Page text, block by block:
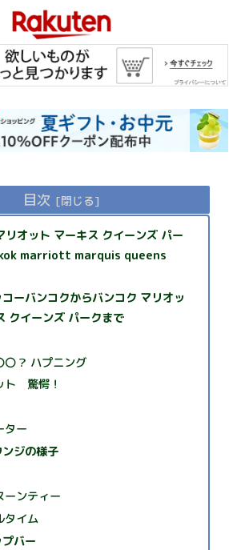
目次
リオット マーキス クイーンズ パー
marriott marquis queens
ーバンコクからバンコク マリオッ
クイーンズ パークまで
〇？ ハプニング
ト 驚愕！
ター
ジの様子
ーンティー
タイム
バー